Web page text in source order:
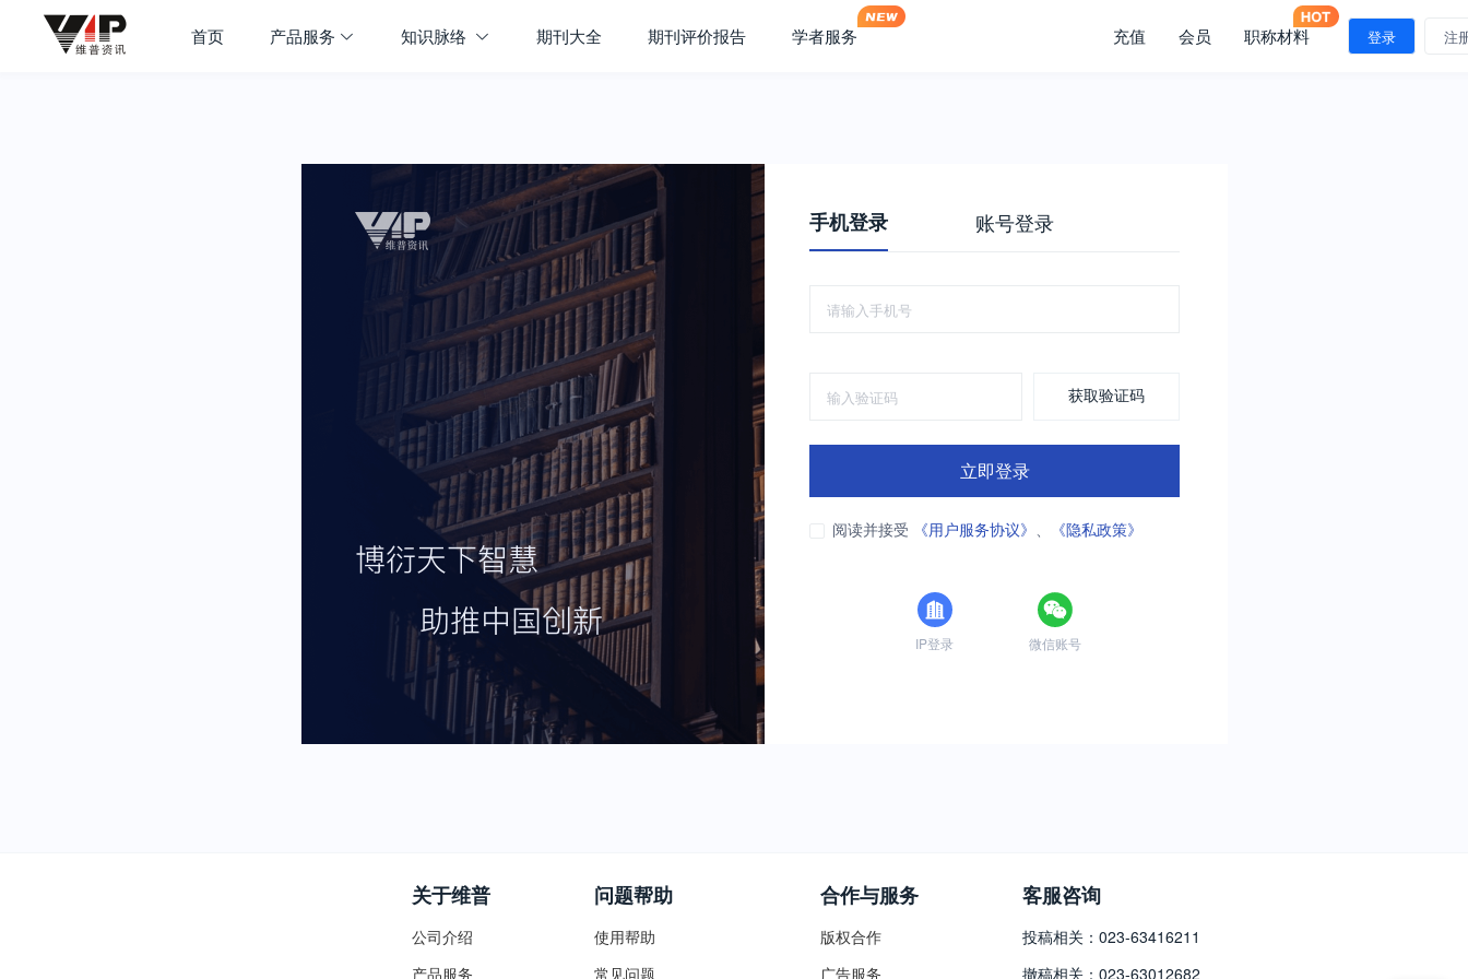
首页 产品服务 知识脉络 期刊大全 期刊评价报告 学者服务 充值 会员 职称材料 登录 注
手机登录 账号登录
获取验证码
立即登录
阅读并接受 《用户服务协议》 、 《隐私政策》
IP登录 微信账号
关于维普
公司介绍
产品服务
问题帮助
使用帮助
常见问题
合作与服务
版权合作
广告服务
客服咨询
投稿相关：023-63416211
撤稿相关：023-63012682